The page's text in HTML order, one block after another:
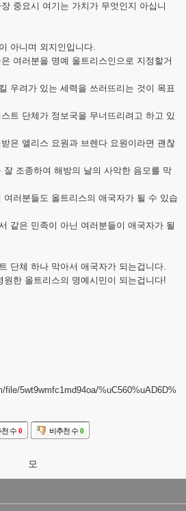
중요시 여기는 가치가 무엇인지 아십니
아니며 외지인입니다.
여러분을 명예 올트리스인으로 지정할거
우려가 있는 세력을 쓰러뜨리는 것이 목표
트 단체가 정보국을 무너뜨리려고 하고 있
은 앨리스 요원과 브렌다 요원이라면 괜찮
조종하여 해방의 날의 사악한 음모를 막
러분들도 올트리스의 애국자가 될 수 있습
같은 민족이 아닌 여러분들이 애국자가 될
단체 하나 막아서 애국자가 되는겁니다.
한 올트리스의 명예시민이 되는겁니다!
file/5wt9wmfc1md94oa/%uC560%uAD6D%
천 수 0 비추천 수 0
모